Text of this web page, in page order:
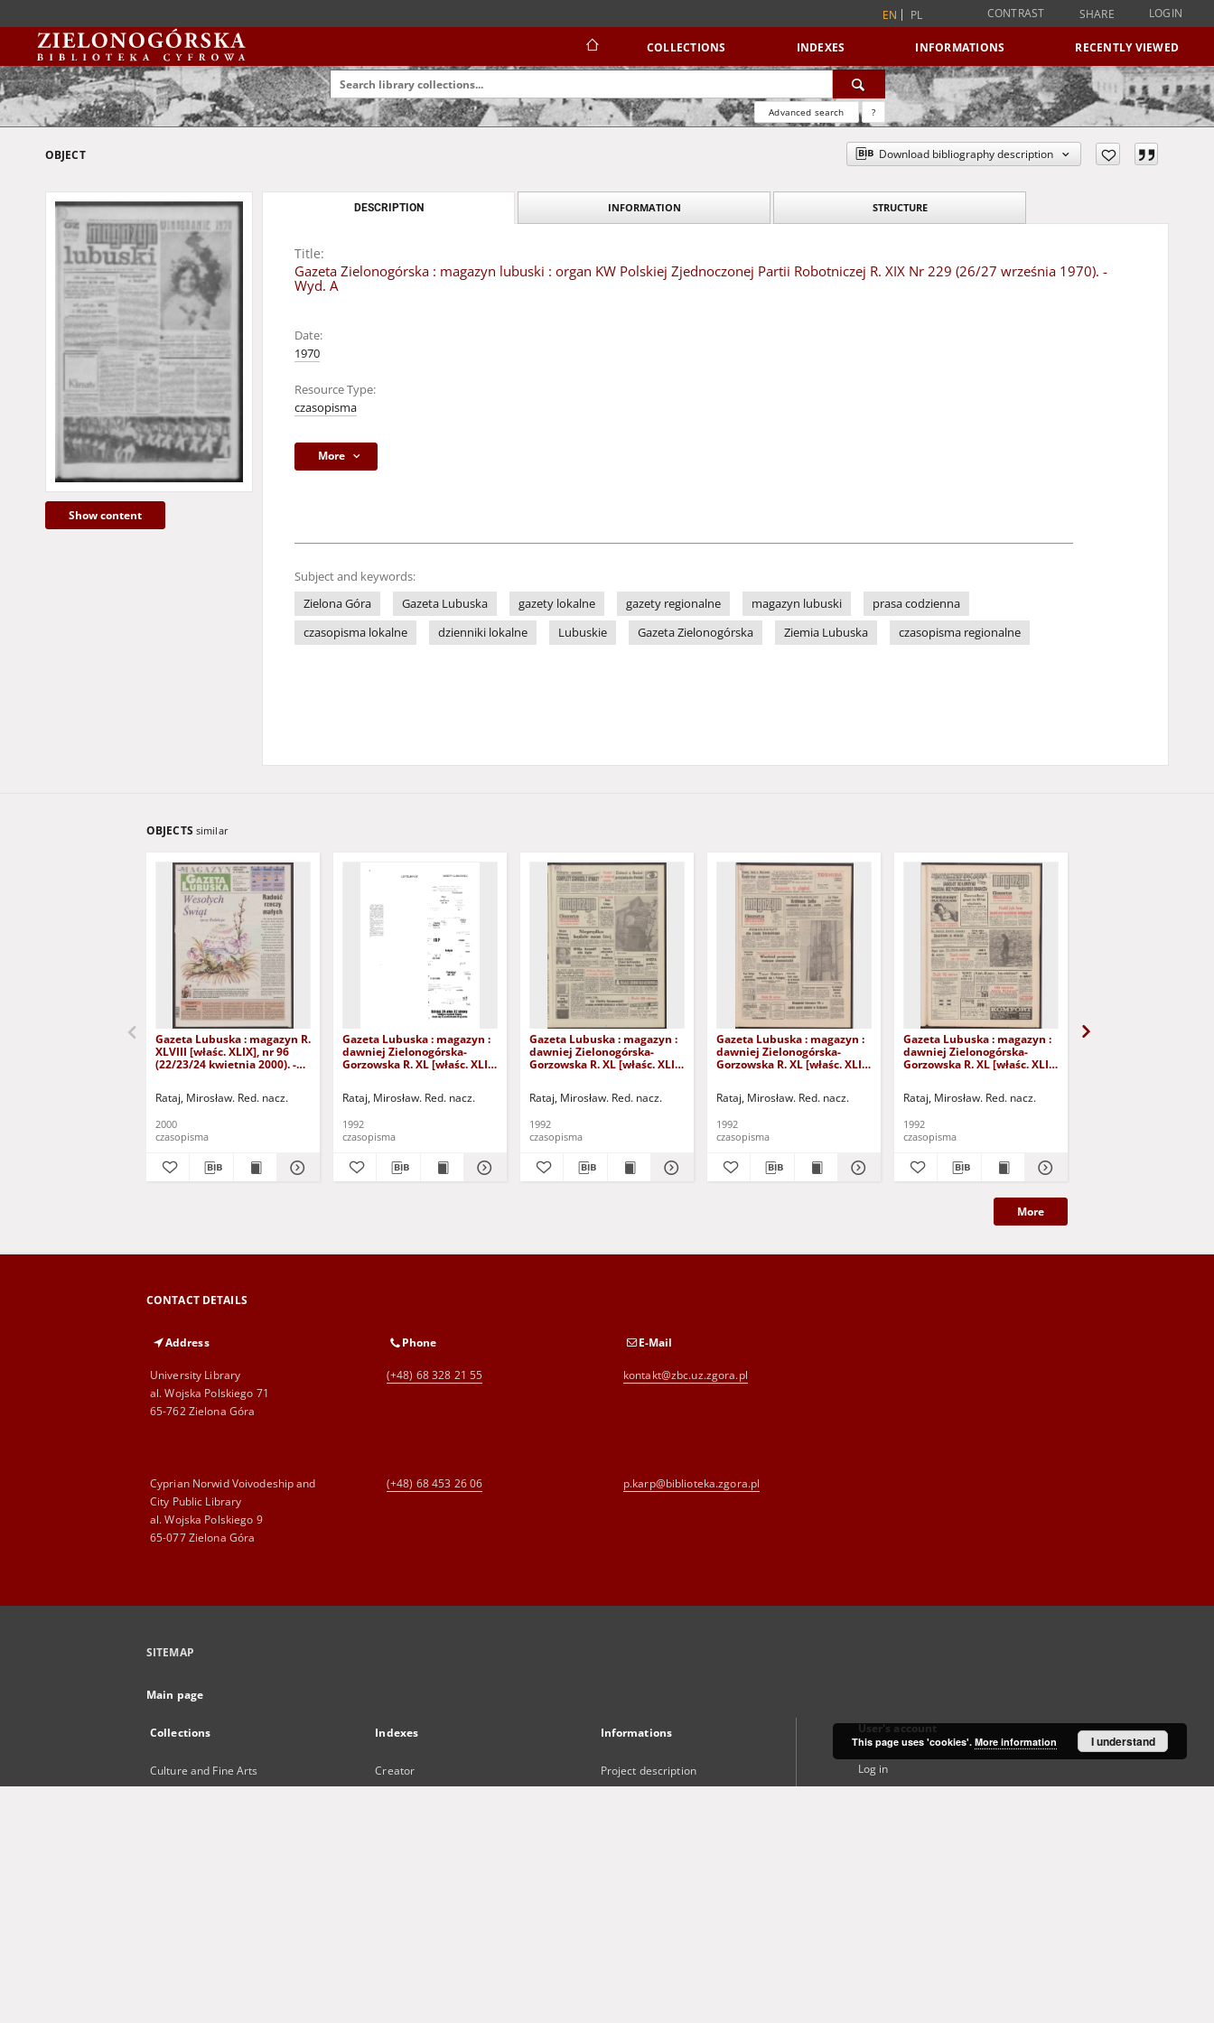
EN PL CONTRAST SHARE LOGIN
COLLECTIONS INDEXES INFORMATIONS RECENTLY VIEWED
Advanced search ?
OBJECT Download bibliography description
Show content
DESCRIPTION INFORMATION STRUCTURE
Title:
Gazeta Zielonogórska : magazyn lubuski : organ KW Polskiej Zjednoczonej Partii Robotniczej R. XIX Nr 229 (26/27 września 1970). -
Wyd. A
Date:
1970
Resource Type:
czasopisma
More
Subject and keywords:
Zielona Góra
Gazeta Lubuska gazety lokalne gazety regionalne magazyn lubuski
prasa codzienna
czasopisma lokalne
dzienniki lokalne Lubuskie Gazeta Zielonogórska Ziemia Lubuska czasopisma regionalne
OBJECTS similar
Gazeta Lubuska : magazyn R.
XLVIII [właśc. XLIX], nr 96
(22/23/24 kwietnia 2000). -
Rataj, Mirosław. Red. nacz.
2000
czasopisma
Gazeta Lubuska : magazyn :
dawniej Zielonogórska-
Gorzowska R. XL [właśc. XLI],
Rataj, Mirosław. Red. nacz.
1992
czasopisma
Gazeta Lubuska : magazyn :
dawniej Zielonogórska-
Gorzowska R. XL [właśc. XLI],
Rataj, Mirosław. Red. nacz.
1992
czasopisma
Gazeta Lubuska : magazyn :
dawniej Zielonogórska-
Gorzowska R. XL [właśc. XLI],
Rataj, Mirosław. Red. nacz.
1992
czasopisma
Gazeta Lubuska : magazyn :
dawniej Zielonogórska-
Gorzowska R. XL [właśc. XLI],
Rataj, Mirosław. Red. nacz.
1992
czasopisma
More
CONTACT DETAILS
Address
University Library
al. Wojska Polskiego 71
65-762 Zielona Góra
Phone
(+48) 68 328 21 55
E-Mail
kontakt@zbc.uz.zgora.pl
Cyprian Norwid Voivodeship and
City Public Library
al. Wojska Polskiego 9
65-077 Zielona Góra
(+48) 68 453 26 06 p.karp@biblioteka.zgora.pl
SITEMAP
Main page
Collections
Culture and Fine Arts
Indexes
Creator
Informations
Project description
User's account
Log in
This page uses 'cookies'. More information I understand